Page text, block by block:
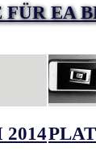
EA
2014